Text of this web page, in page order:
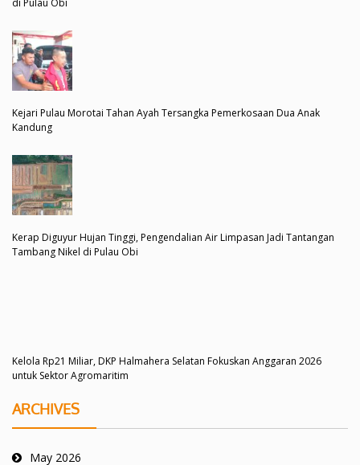
di Pulau Obi
Kejari Pulau Morotai Tahan Ayah Tersangka Pemerkosaan Dua Anak
Kandung
Kerap Diguyur Hujan Tinggi, Pengendalian Air Limpasan Jadi Tantangan
Tambang Nikel di Pulau Obi
Kelola Rp21 Miliar, DKP Halmahera Selatan Fokuskan Anggaran 2026
untuk Sektor Agromaritim
ARCHIVES
May 2026